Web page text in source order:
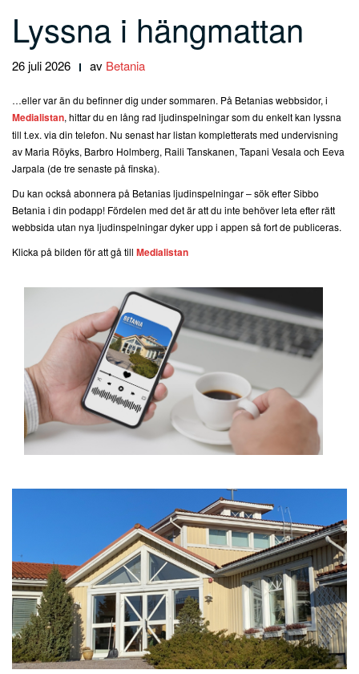
Lyssna i hängmattan
26 juli 2026 av Betania
…eller var än du befinner dig under sommaren. På Betanias webbsidor, i
Medialistan, hittar du en lång rad ljudinspelningar som du enkelt kan lyssna
till t.ex. via din telefon. Nu senast har listan kompletterats med undervisning
av Maria Röyks, Barbro Holmberg, Raili Tanskanen, Tapani Vesala och Eeva
Jarpala (de tre senaste på finska).
Du kan också abonnera på Betanias ljudinspelningar – sök efter Sibbo
Betania i din podapp! Fördelen med det är att du inte behöver leta efter rätt
webbsida utan nya ljudinspelningar dyker upp i appen så fort de publiceras.
Klicka på bilden för att gå till Medialistan